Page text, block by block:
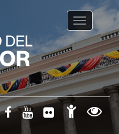
Toggle